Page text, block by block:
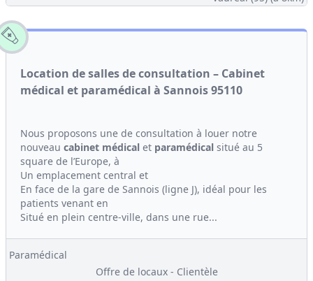
Location de salles de consultation – Cabinet
médical et paramédical à Sannois 95110
Nous proposons une de consultation à louer notre
nouveau cabinet médical et paramédical situé au 5
square de l’Europe, à
Un emplacement central et
En face de la gare de Sannois (ligne J), idéal pour les
patients venant en
Situé en plein centre-ville, dans une rue...
Paramédical
Offre de locaux - Clientèle